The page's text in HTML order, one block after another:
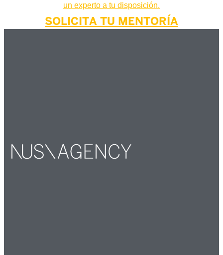
un experto a tu disposición.
SOLICITA TU MENTORÍA